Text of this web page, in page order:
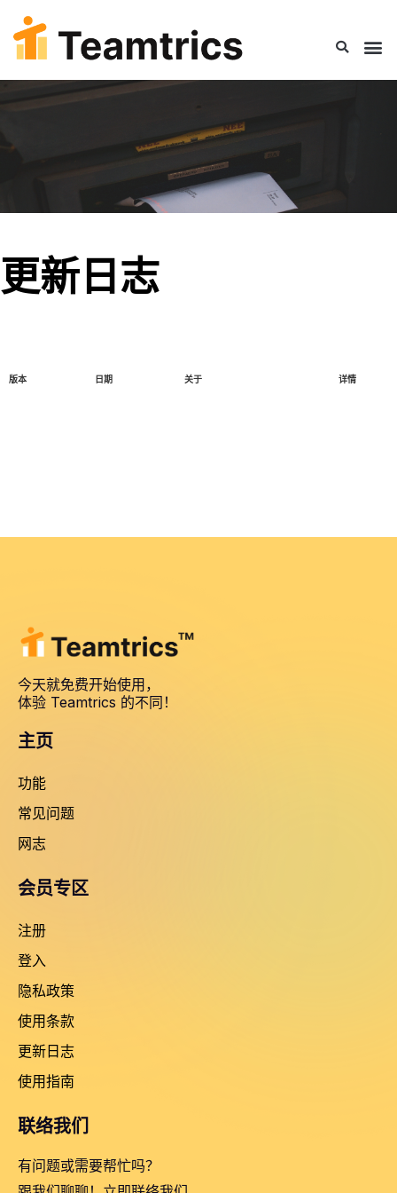
更新日志
版本 日期 关于 详情
今天就免费开始使用，
体验 Teamtrics 的不同！
主页
功能
常见问题
网志
会员专区
注册
登入
隐私政策
使用条款
更新日志
使用指南
联络我们
有问题或需要帮忙吗？